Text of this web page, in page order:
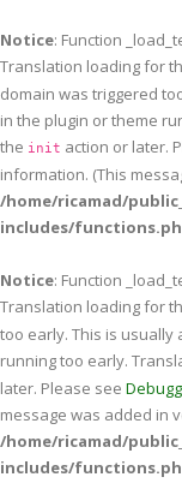
Notice: Function
Translation loading for
domain was triggered
in the plugin or theme
the init action or later.
information. (This
/home/ricamad/
includes/
Notice: Function
Translation loading for
too early. This is usually
running too early.
later. Please see
message was added in
/home/ricamad/
includes/